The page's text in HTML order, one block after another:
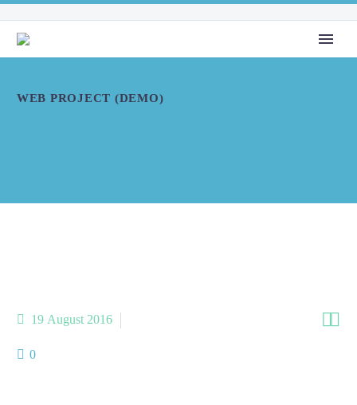
WEB PROJECT (DEMO)

19 August 2016
0